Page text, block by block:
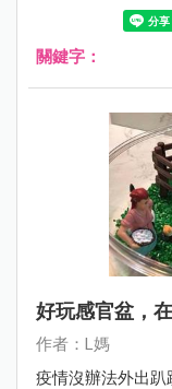
關鍵字：
好玩感官盆，
作者：L媽
疫情沒辦法外出趴